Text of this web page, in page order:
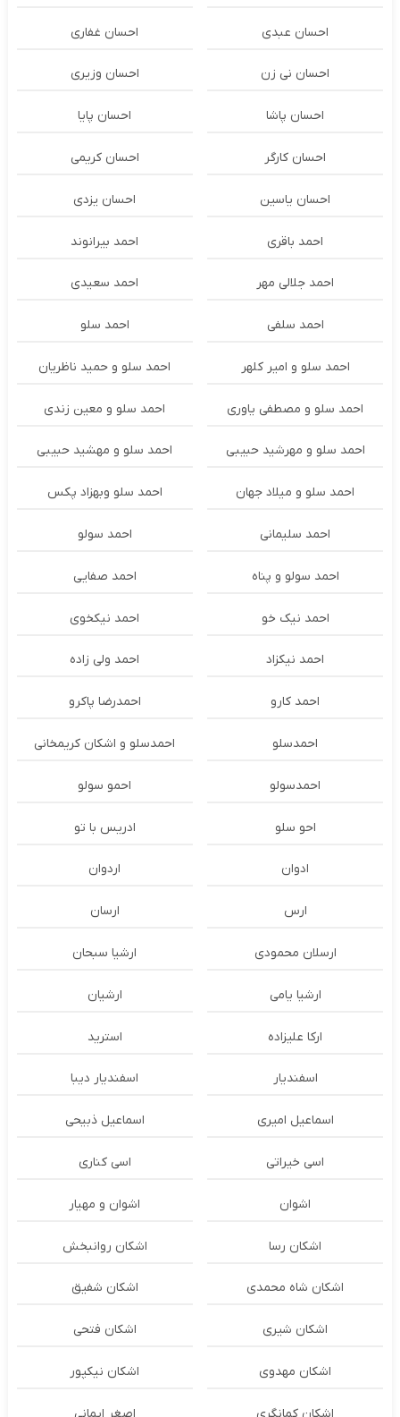
احسان عبدی احسان غفاری
احسان نی زن احسان وزیری
احسان پاشا احسان پایا
احسان کارگر احسان کریمی
احسان یاسین احسان یزدی
احمد باقری احمد بیرانوند
احمد جلالی مهر احمد سعیدی
احمد سلفی احمد سلو
احمد سلو و امیر کلهر احمد سلو و حمید ناظریان
احمد سلو و مصطفی یاوری احمد سلو و معین زندی
احمد سلو و مهرشید حبیبی احمد سلو و مهشید حبیبی
احمد سلو و میلاد جهان احمد سلو وبهزاد پکس
احمد سلیمانی احمد سولو
احمد سولو و پناه احمد صفایی
احمد نیک خو احمد نیکخوی
احمد نیکزاد احمد ولی زاده
احمد کارو احمدرضا پاکرو
احمدسلو احمدسلو و اشکان کریمخانی
احمدسولو احمو سولو
احو سلو ادریس با تو
ادوان اردوان
ارس ارسان
ارسلان محمودی ارشیا سبحان
ارشیا یامی ارشیان
ارکا علیزاده استرید
اسفندیار اسفندیار دیبا
اسماعیل امیری اسماعیل ذبیحی
اسی خیراتی اسی کناری
اشوان اشوان و مهیار
اشکان رسا اشکان روانبخش
اشکان شاه محمدی اشکان شفیق
اشکان شیری اشکان فتحی
اشکان مهدوی اشکان نیکپور